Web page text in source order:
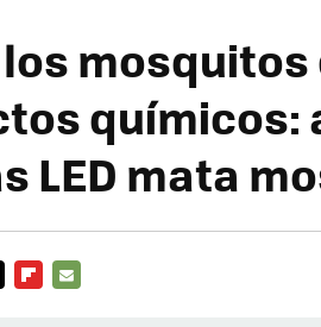
mosquitos
químicos:
LED mata